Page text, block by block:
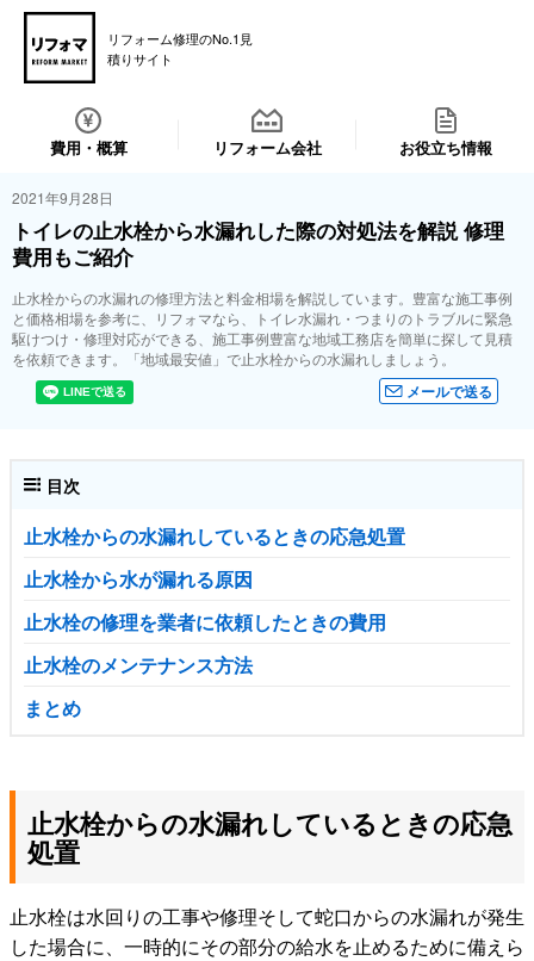
リフォーム修理のNo.1見
積りサイト
費用・概算 リフォーム会社 お役立ち情報
2021年9月28日
トイレの止水栓から水漏れした際の対処法を解説 修理
費用もご紹介
止水栓からの水漏れの修理方法と料金相場を解説しています。豊富な施工事例
と価格相場を参考に、リフォマなら、トイレ水漏れ・つまりのトラブルに緊急
駆けつけ・修理対応ができる、施工事例豊富な地域工務店を簡単に探して見積
を依頼できます。「地域最安値」で止水栓からの水漏れしましょう。
メールで送る
目次
止水栓からの水漏れしているときの応急処置
止水栓から水が漏れる原因
止水栓の修理を業者に依頼したときの費用
止水栓のメンテナンス方法
まとめ
止水栓からの水漏れしているときの応急
処置
止水栓は水回りの工事や修理そして蛇口からの水漏れが発生
した場合に、一時的にその部分の給水を止めるために備えら